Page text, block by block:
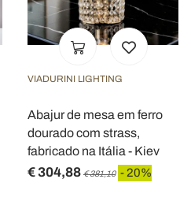
VIADURINI LIGHTING
Abajur de mesa em ferro
dourado com strass,
fabricado na Itália - Kiev
€ 304,88 € 381,10 - 20%